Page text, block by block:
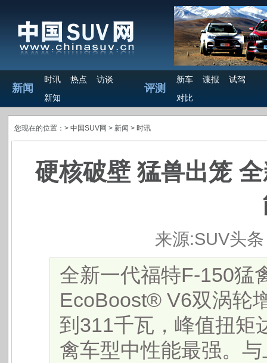
新闻
时讯 热点
访谈
新知
评测
新车 谍报
试驾
对比
您现在的位置：> 中国SUV网 > 新闻 > 时讯
硬核破壁 猛兽出笼
来源:SUV头条
全新一代福特F-150猛
EcoBoost®️ V6双涡轮
到311千瓦，峰值扭矩
禽车型中性能最强。